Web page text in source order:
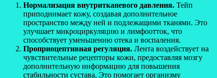
Нормализация внутритканевого давления. Тейп
приподнимает кожу, создавая дополнительное
пространство между ней и подлежащими тканями. Это
улучшает микроциркуляцию и лимфоотток, что
способствует уменьшению отека и воспаления.
Проприоцептивная регуляция. Лента воздействует на
чувствительные рецепторы кожи, предоставляя мозгу
дополнительную информацию для повышения
стабильности сустава. Это помогает организму